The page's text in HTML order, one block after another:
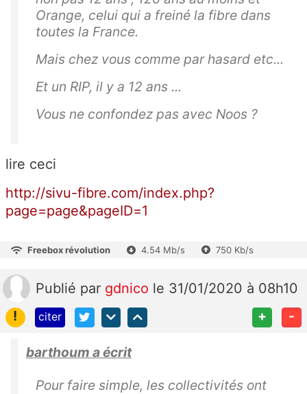
Orange, celui qui a freiné la fibre dans
toutes la France.
Mais chez vous comme par hasard etc...
Et un RIP, il y a 12 ans ...
Vous ne confondez pas avec Noos ?
lire ceci
http://sivu-fibre.com/index.php?
page=page&pageID=1
Freebox révolution 4.54 Mb/s 750 Kb/s
Publié par gdnico le 31/01/2020 à 08h10
!
citer + -
barthoum a écrit
Pour faire simple, les collectivités ont